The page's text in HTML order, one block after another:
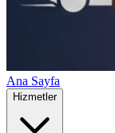
Ana Sayfa
Hizmetler